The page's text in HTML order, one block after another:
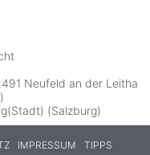
Neufeld an der Leitha
(Salzburg)
IMPRESSUM
TIPPS